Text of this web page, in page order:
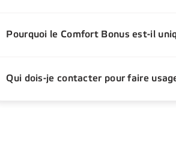
Pourquoi le Comfort Bonus est-il
Qui dois-je contacter pour faire